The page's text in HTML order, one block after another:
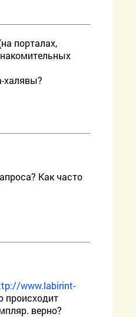
порталах,
халявы?
Как часто
www.labirint-
происходит
верно?